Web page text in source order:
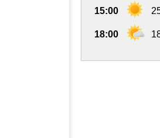
15:00
18:00